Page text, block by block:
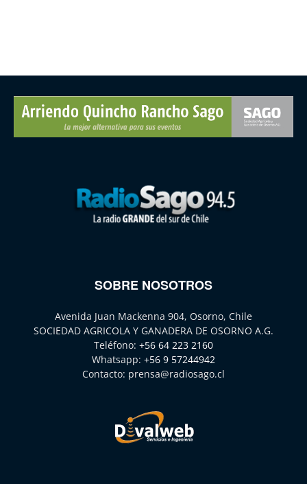
SOBRE NOSOTROS
Avenida Juan Mackenna 904, Osorno, Chile
SOCIEDAD AGRICOLA Y GANADERA DE OSORNO A.G.
Teléfono: +56 64 223 2160
Whatsapp: +56 9 57244942
Contacto: prensa@radiosago.cl